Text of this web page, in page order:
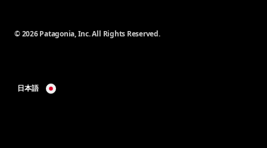
© 2026 Patagonia, Inc. All Rights Reserved.
日本語